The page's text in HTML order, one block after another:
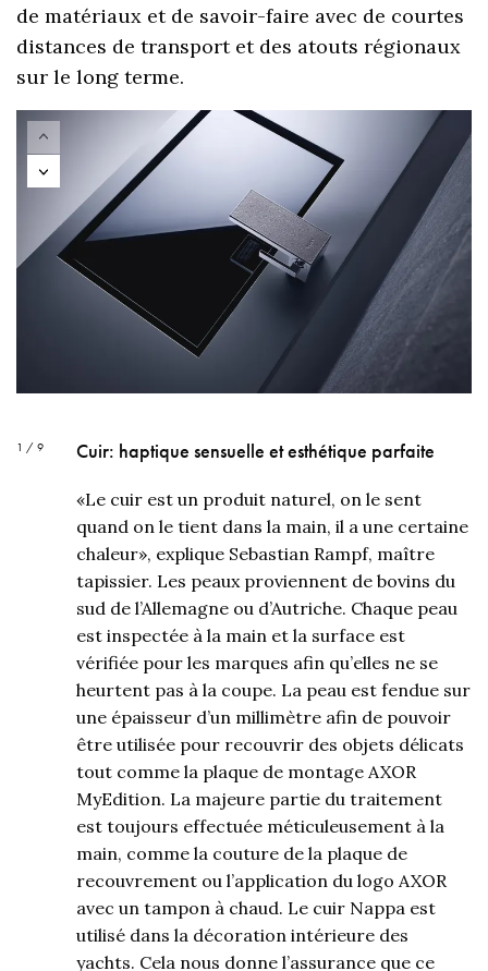
de matériaux et de savoir-faire avec de courtes
distances de transport et des atouts régionaux
sur le long terme.
1 / 9 Cuir: haptique sensuelle et esthétique parfaite
«Le cuir est un produit naturel, on le sent
quand on le tient dans la main, il a une certaine
chaleur», explique Sebastian Rampf, maître
tapissier. Les peaux proviennent de bovins du
sud de l’Allemagne ou d’Autriche. Chaque peau
est inspectée à la main et la surface est
vérifiée pour les marques afin qu’elles ne se
heurtent pas à la coupe. La peau est fendue sur
une épaisseur d’un millimètre afin de pouvoir
être utilisée pour recouvrir des objets délicats
tout comme la plaque de montage AXOR
MyEdition. La majeure partie du traitement
est toujours effectuée méticuleusement à la
main, comme la couture de la plaque de
recouvrement ou l’application du logo AXOR
avec un tampon à chaud. Le cuir Nappa est
utilisé dans la décoration intérieure des
yachts. Cela nous donne l’assurance que ce